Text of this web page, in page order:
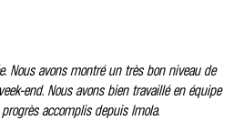
Nous avons montré un très bon niveau de
end. Nous avons bien travaillé en équipe
accomplis depuis Imola.